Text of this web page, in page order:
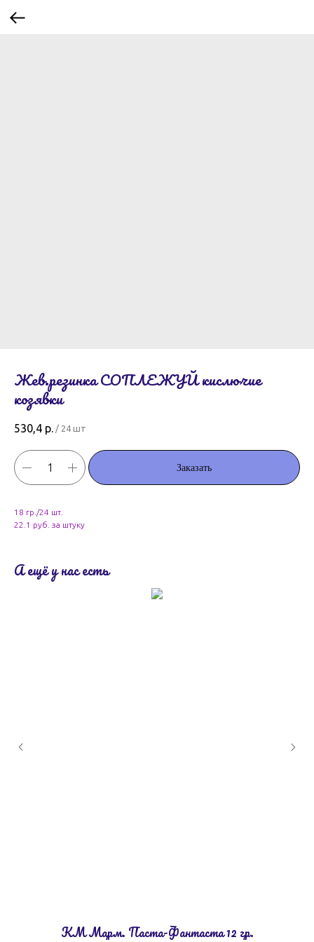
Жев.резинка СОПЛЕЖУЙ кислючие
козявки
530,4 р. / 24 шт
Заказать
18 гр./24 шт.
22.1 руб. за штуку
А ещё у нас есть
КМ Марм. Паста-Фантаста 12 гр.